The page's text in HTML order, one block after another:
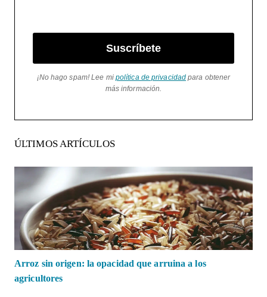
Suscríbete
¡No hago spam! Lee mi política de privacidad para obtener
más información.
ÚLTIMOS ARTÍCULOS
Arroz sin origen: la opacidad que arruina a los
agricultores